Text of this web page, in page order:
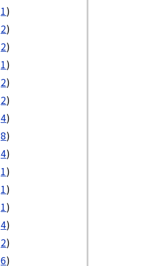
1)
2)
2)
1)
2)
2)
4)
8)
4)
1)
1)
1)
4)
2)
6)